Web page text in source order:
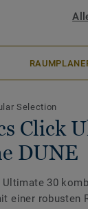
Selection
Click
DUNE
30
einer robusten